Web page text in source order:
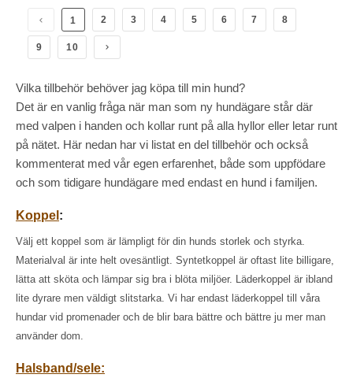
1 2 3 4 5 6 7 8
9 10
Vilka tillbehör behöver jag köpa till min hund?
Det är en vanlig fråga när man som ny hundägare står där
med valpen i handen och kollar runt på alla hyllor eller letar runt
på nätet. Här nedan har vi listat en del tillbehör och också
kommenterat med vår egen erfarenhet, både som uppfödare
och som tidigare hundägare med endast en hund i familjen.
Koppel :
Välj ett koppel som är lämpligt för din hunds storlek och styrka.
Materialval är inte helt ovesäntligt. Syntetkoppel är oftast lite billigare,
lätta att sköta och lämpar sig bra i blöta miljöer. Läderkoppel är ibland
lite dyrare men väldigt slitstarka. Vi har endast läderkoppel till våra
hundar vid promenader och de blir bara bättre och bättre ju mer man
använder dom.
Halsband/sele: